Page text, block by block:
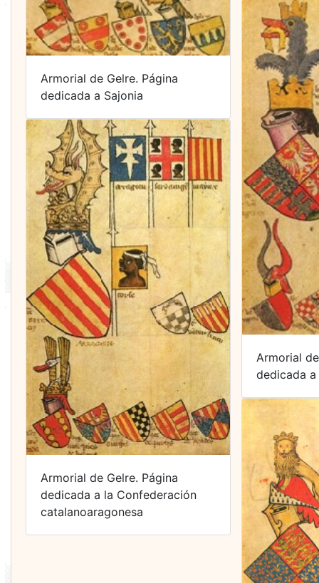
Armorial de Gelre. Página
dedicada a Sajonia
Armorial de Gelre. Página
dedicada a la Confederación
catalanoaragonesa
Armorial
dedicada